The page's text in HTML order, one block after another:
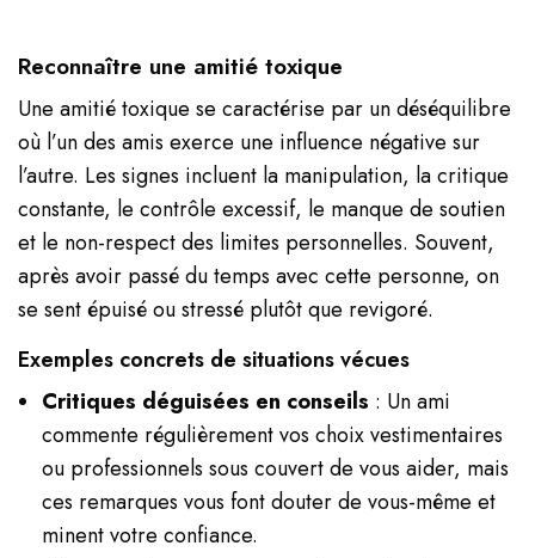
Reconnaître une amitié toxique
Une amitié toxique se caractérise par un déséquilibre
où l’un des amis exerce une influence négative sur
l’autre. Les signes incluent la manipulation, la critique
constante, le contrôle excessif, le manque de soutien
et le non-respect des limites personnelles. Souvent,
après avoir passé du temps avec cette personne, on
se sent épuisé ou stressé plutôt que revigoré.
Exemples concrets de situations vécues
Critiques déguisées en conseils : Un ami
commente régulièrement vos choix vestimentaires
ou professionnels sous couvert de vous aider, mais
ces remarques vous font douter de vous-même et
minent votre confiance.